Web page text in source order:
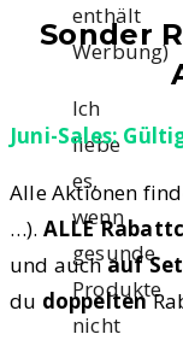
enthält
Werbung)
Ich
liebe
es,
wenn
gesunde
Produkte
nicht
Sonder
Juni-Sales:
Alle Aktionen
…). ALLE
und auchauf
du doppelten